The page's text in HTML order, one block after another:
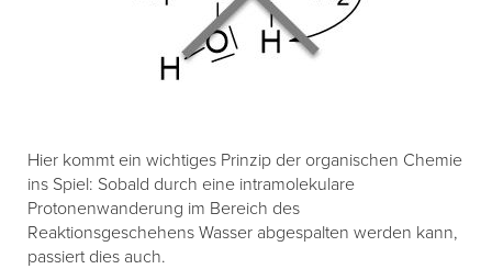
Hier kommt ein wichtiges Prinzip der organischen Chemie
ins Spiel: Sobald durch eine intramolekulare
Protonenwanderung im Bereich des
Reaktionsgeschehens Wasser abgespalten werden kann,
passiert dies auch.